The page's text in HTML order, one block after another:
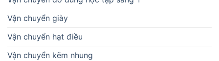
Vận chuyển giày
Vận chuyển hạt điều
Vận chuyển kẽm nhung